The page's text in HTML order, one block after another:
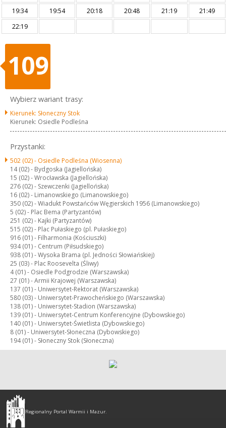
19:34
19:54 20:18 20:48 21:19
21:49
22:19
109
Wybierz wariant trasy:
Kierunek: Słoneczny Stok
Kierunek: Osiedle Podleśna
Przystanki:
502 (02) - Osiedle Podleśna (Wiosenna)
14 (02) - Bydgoska (Jagiellońska)
15 (02) -Wrocławska (Jagiellońska)
276 (02) - Szewczenki (Jagiellońska)
16 (02) - Limanowskiego (Limanowskiego)
350 (02) -Wiadukt Powstańców Węgierskich 1956 (Limanowskiego)
5 (02) - Plac Bema (Partyzantów)
251 (02) - Kajki (Partyzantów)
515 (02) - Plac Pułaskiego (pl. Pułaskiego)
916 (01) - Filharmonia (Kościuszki)
934 (01) - Centrum (Piłsudskiego)
938 (01) -Wysoka Brama (pl. Jedności Słowiańskiej)
25 (03) - Plac Roosevelta (Śliwy)
4 (01) - Osiedle Podgrodzie (Warszawska)
27 (01) -Armii Krajowej (Warszawska)
137 (01) - Uniwersytet-Rektorat (Warszawska)
580 (03) - Uniwersytet-Prawocheńskiego (Warszawska)
138 (01) - Uniwersytet-Stadion (Warszawska)
139 (01) - Uniwersytet-Centrum Konferencyjne (Dybowskiego)
140 (01) - Uniwersytet-Świetlista (Dybowskiego)
8 (01) - Uniwersytet-Słoneczna (Dybowskiego)
194 (01) - Słoneczny Stok (Słoneczna)
Olsztyn
-
regionalny
Regionalny Portal Warmii i Mazur.